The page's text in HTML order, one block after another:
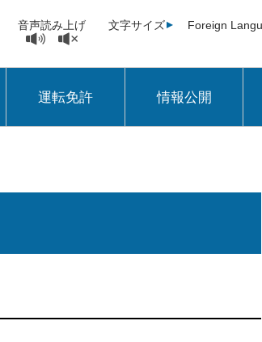
音声読み上げ 文字サイズ Foreign
運転免許 情報公開